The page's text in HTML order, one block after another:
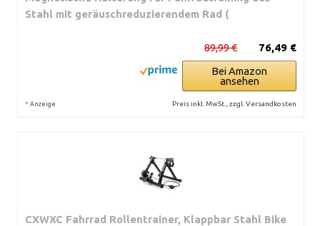
Stahl mit geräuschreduzierendem Rad (
76,49 €
89,99 €
Bei Amazon
ansehen
* Anzeige Preis inkl. MwSt., zzgl. Versandkosten
CXWXC Fahrrad Rollentrainer, Klappbar Stahl Bike